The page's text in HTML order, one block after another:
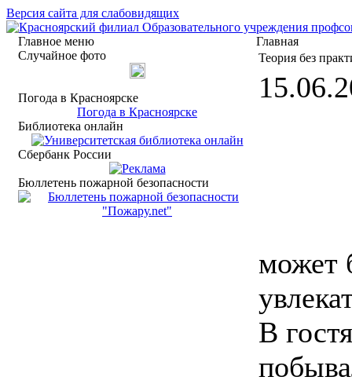
Версия сайта для слабовидящих
Главное меню
Случайное фото
Погода в Красноярске
Погода в Красноярске
Библиотека онлайн
Сбербанк России
Бюллетень пожарной безопасности
Главная
Теория без
может
В